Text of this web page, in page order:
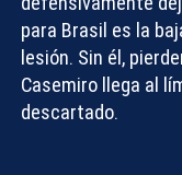
para Brasil es la
lesión. Sin él,
Casemiro llega al
descartado.